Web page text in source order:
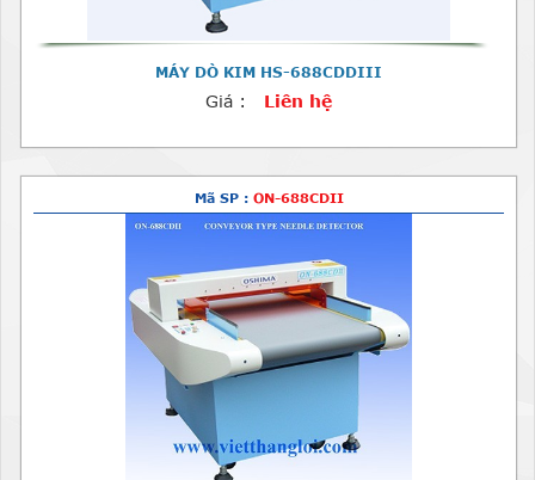
MÁY DÒ KIM HS-688CDDIII
Giá : Liên hệ
Mã SP : ON-688CDII